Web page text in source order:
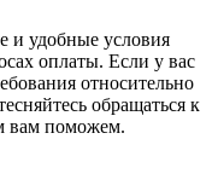
и удобные условия
оплаты. Если у вас
относительно
обращаться к
вам поможем.